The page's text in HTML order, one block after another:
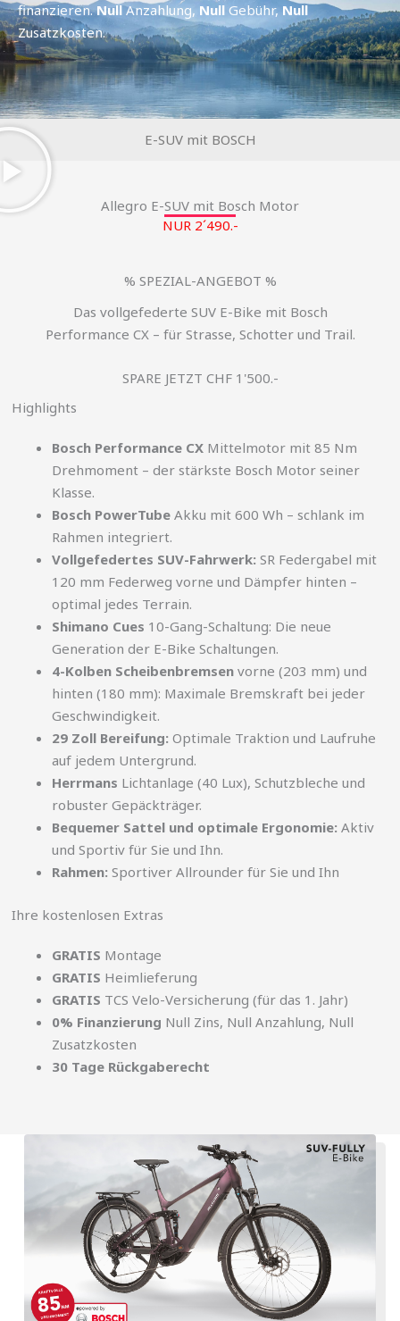
finanzieren.NullAnzahlung, Null Gebühr,Null
Zusatzkosten.
E-SUV mit BOSCH
Allegro E-SUV mit Bosch Motor
NUR 2´490.-
% SPEZIAL-ANGEBOT %
Das vollgefederte SUV E-Bike mit Bosch
Performance CX – für Strasse, Schotter und Trail.
SPARE JETZT CHF 1'500.-
Highlights
Bosch Performance CX Mittelmotor mit 85 Nm
Drehmoment – der stärkste Bosch Motor seiner
Klasse.
Bosch PowerTube Akku mit 600 Wh – schlank im
Rahmen integriert.
Vollgefedertes SUV-Fahrwerk: SR Federgabel mit
120 mm Federweg vorne und Dämpfer hinten –
optimal jedes Terrain.
Shimano Cues 10-Gang-Schaltung: Die neue
Generation der E-Bike Schaltungen.
4-Kolben Scheibenbremsen vorne (203 mm) und
hinten (180 mm): Maximale Bremskraft bei jeder
Geschwindigkeit.
29 Zoll Bereifung: Optimale Traktion und Laufruhe
auf jedem Untergrund.
Herrmans Lichtanlage (40 Lux), Schutzbleche und
robuster Gepäckträger.
Bequemer Sattel und optimale Ergonomie: Aktiv
und Sportiv für Sie und Ihn.
Rahmen: Sportiver Allrounder für Sie und Ihn
Ihre kostenlosen Extras
GRATIS Montage
GRATIS Heimlieferung
GRATIS TCS Velo-Versicherung (für das 1. Jahr)
0% Finanzierung Null Zins, Null Anzahlung, Null
Zusatzkosten
30 Tage Rückgaberecht